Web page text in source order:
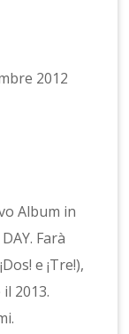
2012
Album in
Farà
e ¡Tre!),
2013.